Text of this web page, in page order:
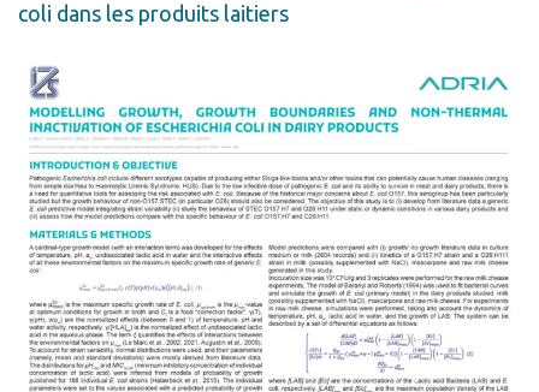
coli dans les produits laitiers